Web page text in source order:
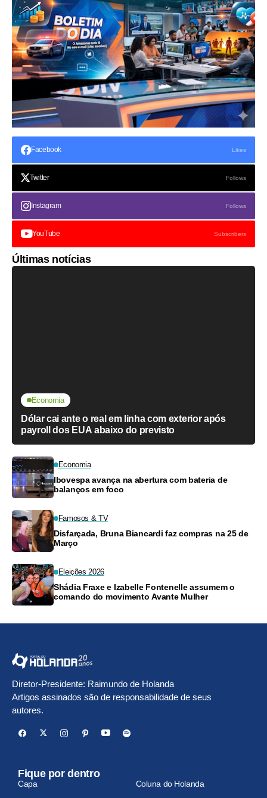
Facebook Likes
Twitter Follows
Instagram Follows
YouTube Subscribers
Últimas notícias
Economia
Dólar cai ante o real em linha com exterior após
payroll dos EUA abaixo do previsto
Economia
Ibovespa avança na abertura com bateria de
balanços em foco
Famosos & TV
Disfarçada, Bruna Biancardi faz compras na 25 de
Março
Eleições 2026
Shádia Fraxe e Izabelle Fontenelle assumem o
comando do movimento Avante Mulher
Diretor-Presidente: Raimundo de Holanda
Artigos assinados são de responsabilidade de seus
autores.
Fique por dentro
Capa
Coluna do Holanda